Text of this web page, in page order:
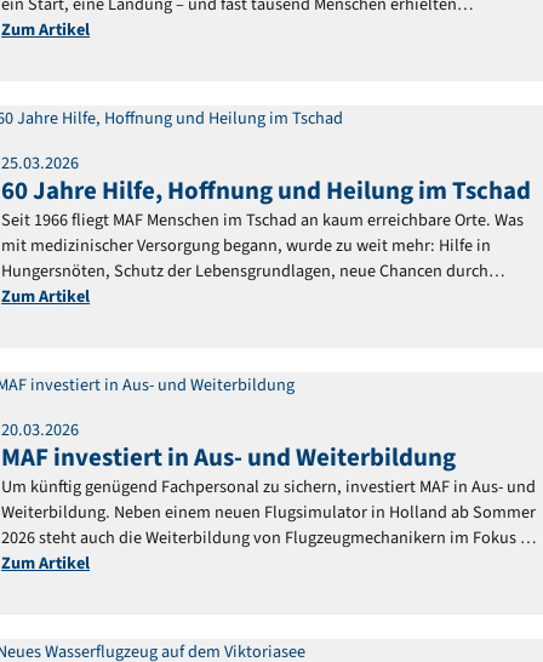
medizinische Versorgung.
Zum Artikel
25.03.2026
60 Jahre Hilfe, Hoffnung und Heilung im Tschad
Seit 1966 fliegt MAF Menschen im Tschad an kaum erreichbare Orte. Was
mit medizinischer Versorgung begann, wurde zu weit mehr: Hilfe in
Hungersnöten, Schutz der Lebensgrundlagen, neue Chancen durch
Bildung. Bis heute bringt MAF Hoffnung, wo sie sonst
Zum Artikel
20.03.2026
MAF investiert in Aus- und Weiterbildung
Um künftig genügend Fachpersonal zu sichern, investiert MAF in Aus- und
Weiterbildung. Neben einem neuen Flugsimulator in Holland ab Sommer
2026 steht auch die Weiterbildung von Flugzeugmechanikern im Fokus –
essenziell für sicheren Flugbetrieb.
Zum Artikel